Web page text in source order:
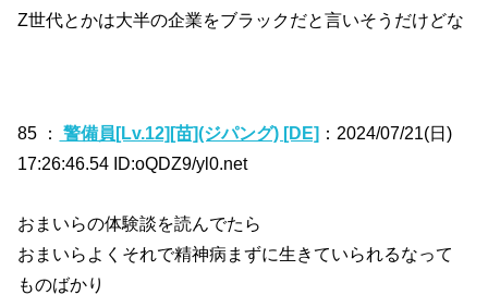
Z世代とかは大半の企業をブラックだと言いそうだけどな
85 ： 警備員[Lv.12][苗](ジパング) [DE] ：2024/07/21(日)
17:26:46.54 ID:oQDZ9/yl0.net
おまいらの体験談を読んでたら
おまいらよくそれで精神病まずに生きていられるなって
ものばかり